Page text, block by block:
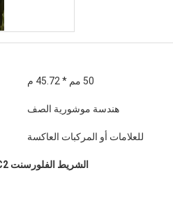
50 مم * 45.72 م
هندسة موشورية الصف
للعلامات أو المركبات العاكسة
الشريط الفلورسنت Dot C2